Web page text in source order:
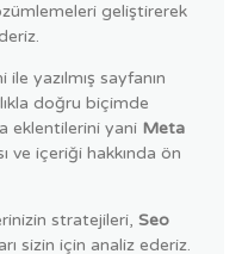
geliştirerek
yazılmış sayfanın
doğru biçimde
eklentilerini yani Meta
ve içeriği hakkında ön
stratejileri, Seo
sizin için analiz ederiz.